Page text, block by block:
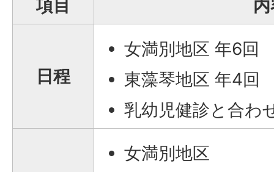
項目
日程
女満別地区 年6回
東藻琴地区 年4回
乳幼児健診と合わ
女満別地区